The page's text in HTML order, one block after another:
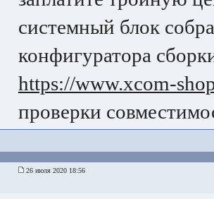
системный блок
конфигуратора
https://www.xcom-
проверки
26 июля 2020 18:56